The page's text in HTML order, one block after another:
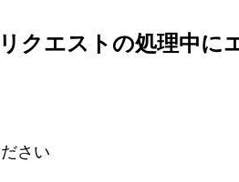
クエストの処理中に
ださい